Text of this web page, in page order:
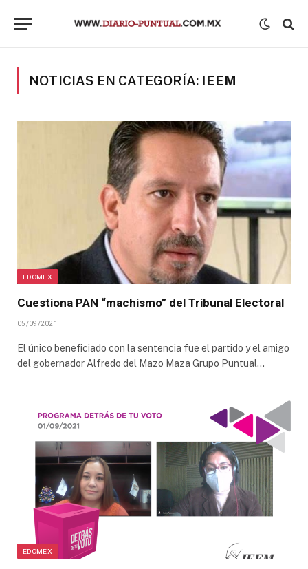
NOTICIAS EN CATEGORÍA: IEEM
EDOMEX
Cuestiona PAN “machismo” del Tribunal Electoral
05/09/2021
El único beneficiado con la sentencia fue el partido y el amigo
del gobernador Alfredo del Mazo Maza Grupo Puntual…
EDOMEX